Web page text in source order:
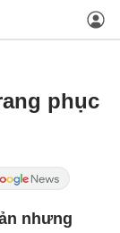
phục
nhưng